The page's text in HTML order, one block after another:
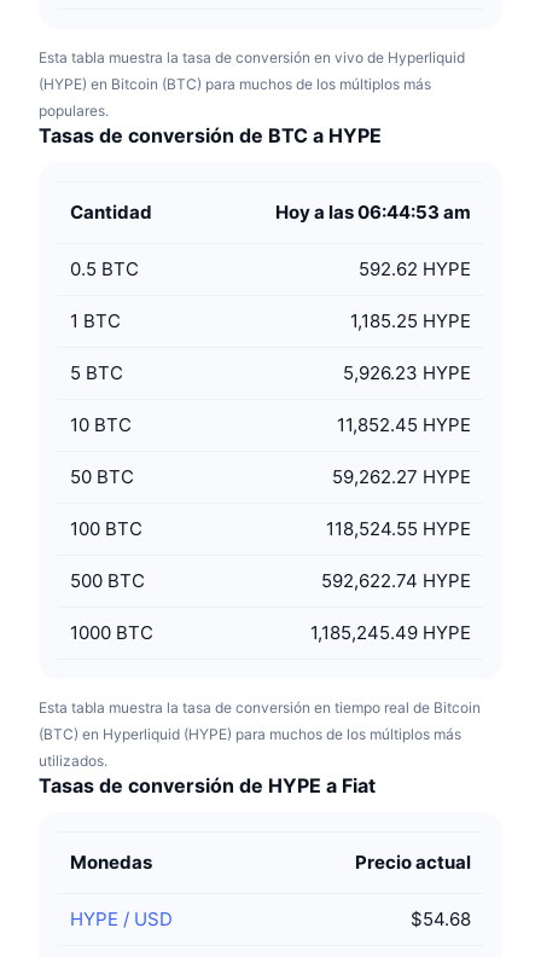
Esta tabla muestra la tasa de conversión en vivo de Hyperliquid
(HYPE) en Bitcoin (BTC) para muchos de los múltiplos más
populares.
Tasas de conversión de BTC a HYPE
Cantidad Hoy a las 06:44:53 am
0.5 BTC 592.62 HYPE
1 BTC 1,185.25 HYPE
5 BTC 5,926.23 HYPE
10 BTC 11,852.45 HYPE
50 BTC 59,262.27 HYPE
100 BTC 118,524.55 HYPE
500 BTC 592,622.74 HYPE
1000 BTC 1,185,245.49 HYPE
Esta tabla muestra la tasa de conversión en tiempo real de Bitcoin
(BTC) en Hyperliquid (HYPE) para muchos de los múltiplos más
utilizados.
Tasas de conversión de HYPE a Fiat
Monedas Precio actual
HYPE / USD $54.68